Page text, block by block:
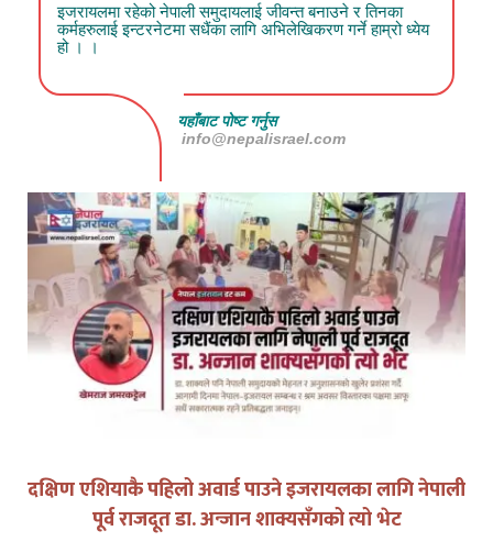
इजरायलमा रहेको नेपाली समुदायलाई जीवन्त बनाउने र तिनका
कर्महरुलाई इन्टरनेटमा सधैंका लागि अभिलेखिकरण गर्ने हाम्रो ध्येय
हो । ।
यहाँबाट पोष्ट गर्नुस
info@nepalisrael.com
दक्षिण एशियाकै पहिलो अवार्ड पाउने इजरायलका लागि नेपाली
पूर्व राजदूत डा. अन्जान शाक्यसँगको त्यो भेट